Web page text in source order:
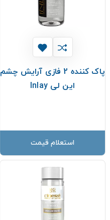
پاک کننده 2 فازی آرایش چشم
این لی Inlay
استعلام قیمت